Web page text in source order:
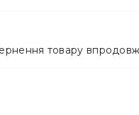
товару впродовж